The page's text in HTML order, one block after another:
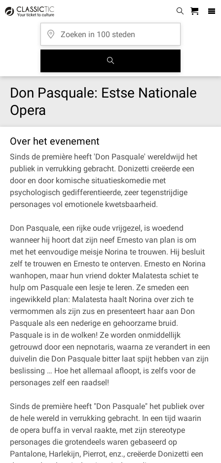
Don Pasquale: Estse Nationale
Opera
Over het evenement
Sinds de première heeft 'Don Pasquale' wereldwijd het
publiek in verrukking gebracht. Donizetti creëerde een
door en door komische situatieskomedie met
psychologisch gedifferentieerde, zeer tegenstrijdige
personages vol emotionele kwetsbaarheid.
Don Pasquale, een rijke oude vrijgezel, is woedend
wanneer hij hoort dat zijn neef Ernesto van plan is om
met het eenvoudige meisje Norina te trouwen. Hij besluit
zelf te trouwen en Ernesto te onterven. Ernesto en Norina
wanhopen, maar hun vriend dokter Malatesta schiet te
hulp om Pasquale een lesje te leren. Ze smeden een
ingewikkeld plan: Malatesta haalt Norina over zich te
vermommen als zijn zus en presenteert haar aan Don
Pasquale als een nederige en gehoorzame bruid.
Pasquale is in de wolken! Ze worden onmiddellijk
getrouwd door een nepnotaris, waarna ze verandert in een
duivelin die Don Pasquale bitter laat spijt hebben van zijn
beslissing … Hoe het allemaal afloopt, is zelfs voor de
personages zelf een raadsel!
Sinds de première heeft "Don Pasquale" het publiek over
de hele wereld in verrukking gebracht. In een tijd waarin
de opera buffa in verval raakte, met zijn stereotype
personages die grotendeels waren gebaseerd op
Pantalone, Harlekijn, Pierrot, enz., creëerde Donizetti een